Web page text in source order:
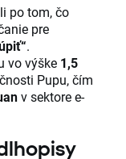
po tom, čo
pre
.
vo výške 1,5
Pupu, čím
v sektore e-